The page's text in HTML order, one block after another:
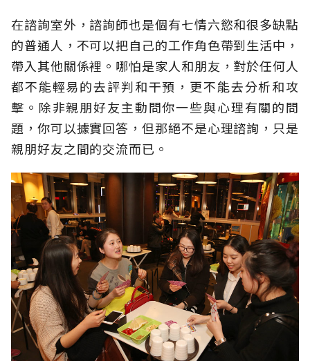
在諮詢室外，諮詢師也是個有七情六慾和很多缺點
的普通人，不可以把自己的工作角色帶到生活中，
帶入其他關係裡。哪怕是家人和朋友，對於任何人
都不能輕易的去評判和干預，更不能去分析和攻
擊。除非親朋好友主動問你一些與心理有關的問
題，你可以據實回答，但那絕不是心理諮詢，只是
親朋好友之間的交流而已。